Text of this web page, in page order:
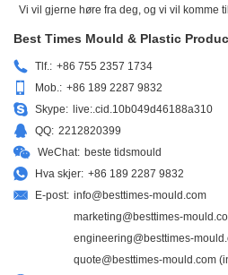
Vi vil gjerne høre fra deg, og vi vil komme
Best Times Mould & Plastic
Tlf.: +86 755 2357 1734
Mob.: +86 189 2287 9832
Skype: live:.cid.10b049d46188a310
QQ: 2212820399
WeChat: beste tidsmould
Hva skjer: +86 189 2287 9832
E-post: info@besttimes-mould.com
marketing@besttimes-
engineering@besttimes-
quote@besttimes-mould.com